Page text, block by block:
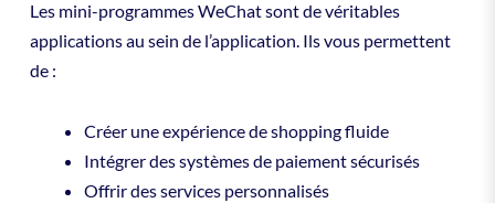
Les mini-programmes WeChat sont de véritables
applications au sein de l’application. Ils vous permettent
de :
Créer une expérience de shopping fluide
Intégrer des systèmes de paiement sécurisés
Offrir des services personnalisés